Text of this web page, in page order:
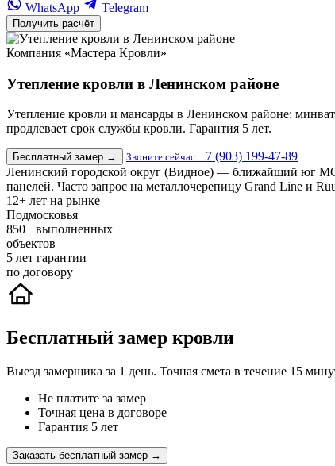
WhatsApp
Telegram
Получить расчёт
Компания «Мастера Кровли»
Утепление кровли в Ленинском районе
Утепление кровли и мансарды в Ленинском районе:
продлевает срок службы кровли. Гарантия 5 лет.
Бесплатный замер → Звоните сейчас +7 (903) 199-47-89
Ленинский городской округ (Видное) — ближайший юг
панелей. Часто запрос на металлочерепицу Grand Line и
12+ лет на рынке
Подмосковья
850+ выполненных
объектов
5 лет гарантии
по договору
Бесплатный замер кровли
Выезд замерщика за 1 день. Точная смета в течение 15
Не платите за замер
Точная цена в договоре
Гарантия 5 лет
Заказать бесплатный замер →